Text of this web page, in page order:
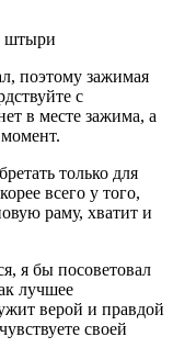
поэтому зажимая
с
в месте зажима, а
только для
всего у того,
раму, хватит и
я бы посоветовал
лучшее
верой и правдой
своей